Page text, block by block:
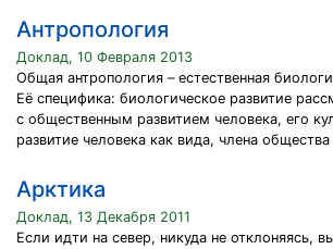
Антропология
Доклад, 10 Февраля 2013
Общая антропология – естественная
Её специфика: биологическое развитие
с общественным развитием человека, его
развитие человека как вида, члена
Арктика
Доклад, 13 Декабря 2011
Если идти на север, никуда не отклоняясь,